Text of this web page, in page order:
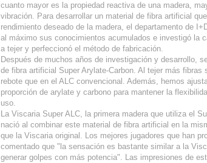
cuanto mayor es la propiedad reactiva de una madera,
vibración. Para desarrollar un material de fibra artificial
rendimiento deseado de la madera, el departamento de
al máximo sus conocimientos acumulados e investigó la
a tejer y perfeccionó el método de fabricación.
Después de muchos años de investigación y desarrollo,
de fibra artificial Super Arylate-Carbon. Al tejer más fibras
rebote que en el ALC convencional. Además, hemos
proporción de arylate y carbono para mantener la
uso.
La Viscaria Super ALC, la primera madera que utiliza el
nació al combinar este material de fibra artificial en la
que la Viscaria original. Los mejores jugadores que han
comentado que "la sensación es bastante similar a la
generar golpes con más potencia". Las impresiones de